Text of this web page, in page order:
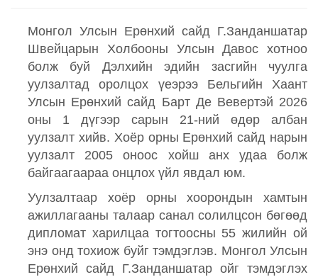
Монгол Улсын Ерөнхий сайд Г.Занданшатар
Швейцарын Холбооны Улсын Давос хотноо
болж буй Дэлхийн эдийн засгийн чуулга
уулзалтад оролцох үеэрээ Бельгийн Хаант
Улсын Ерөнхий сайд Барт Де Вевертэй 2026
оны 1 дүгээр сарын 21-ний өдөр албан
уулзалт хийв. Хоёр орны Ерөнхий сайд нарын
уулзалт 2005 оноос хойш анх удаа болж
байгаагаараа онцлох үйл явдал юм.
Уулзалтаар хоёр орны хоорондын хамтын
ажиллагааны талаар санал солилцсон бөгөөд
дипломат харилцаа тогтоосны 55 жилийн ой
энэ онд тохиож буйг тэмдэглэв. Монгол Улсын
Ерөнхий сайд Г.Занданшатар ойг тэмдэглэх